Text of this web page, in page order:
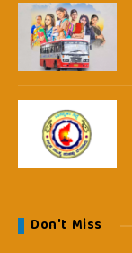
Don't Miss